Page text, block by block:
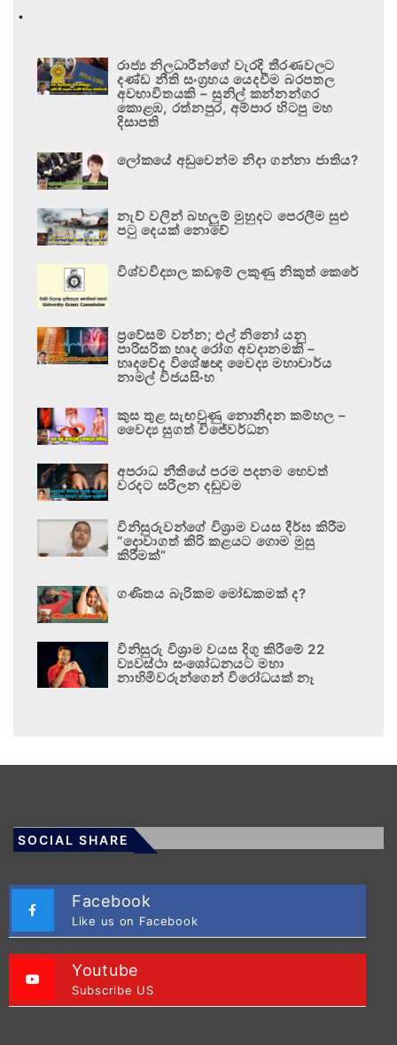
.
රාජ්‍ය නිලධාරීන්ගේ වැරදි තීරණවලට
දණ්ඩ නීති සංග්‍රහය යෙදවීම බරපතල
අවභාවිතයකි – සුනිල් කන්නන්ගර
කොළඹ, රත්නපුර, අම්පාර හිටපු මහ
දිසාපති
ලෝකයේ අඩුවෙන්ම නිදා ගන්නා ජාතිය?
නැව් වලින් බහලුම් මුහුදට පෙරලීම සුළු
පටු දෙයක් නොවේ
විශ්වවිද්‍යාල කඩඉම් ලකුණු නිකුත් කෙරේ
ප්‍රවේසම් වන්න; එල් නිනෝ යනු
පාරිසරික හෘද රෝග අවදානමකි –
හෘදවේද විශේෂඥ වෛද්‍ය මහාචාර්ය
නාමල් විජයසිංහ
කුස තුළ සැඟවුණු නොනිදන කම්හල –
වෛද්‍ය සුගත් විජේවර්ධන
අපරාධ නීතියේ පරම පදනම හෙවත්
වරදට සරිලන දඬුවම
විනිසුරුවන්ගේ විශ්‍රාම වයස දීර්ඝ කිරීම
“දොවාගත් කිරි කළයට ගොම මුසු
කිරීමක්”
ගණිතය බැරිකම මෝඩකමක් ද?
විනිසුරු විශ්‍රාම වයස දිගු කිරීමේ 22
ව්‍යවස්ථා සංශෝධනයට මහා
නාහිමිවරුන්ගෙන් විරෝධයක් නෑ
SOCIAL SHARE
Facebook
Like us on Facebook
Youtube
Subscribe US